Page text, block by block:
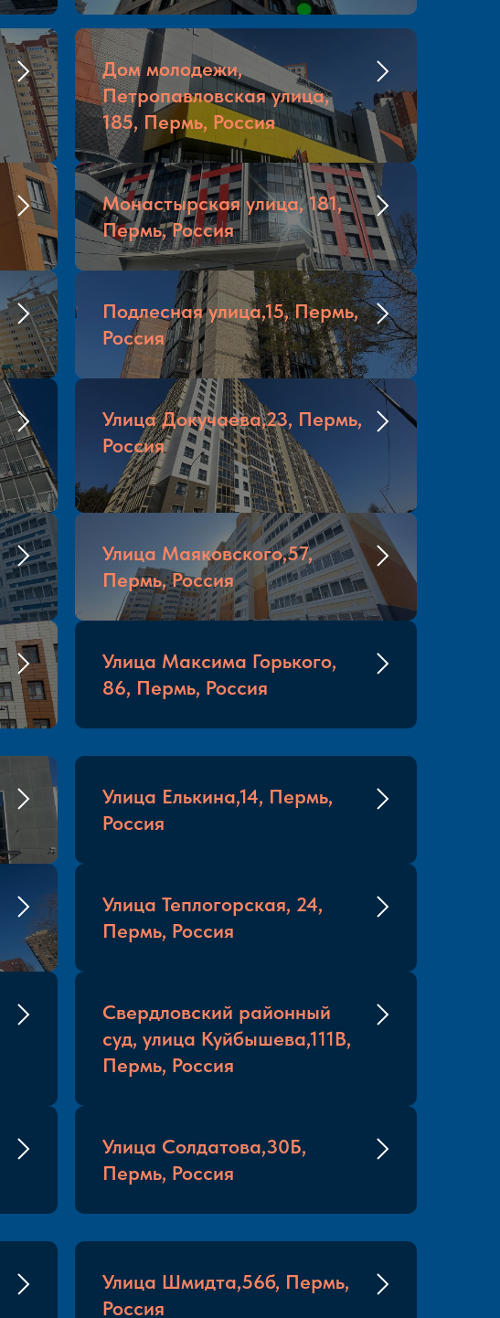
Дом молодежи,
Петропавловская улица,
185, Пермь, Россия
Монастырская улица, 181,
Пермь, Россия
Подлесная улица,15, Пермь,
Россия
Улица Докучаева,23, Пермь,
Россия
Улица Маяковского,57,
Пермь, Россия
Улица Максима Горького,
86, Пермь, Россия
Улица Елькина,14, Пермь,
Россия
Улица Теплогорская, 24,
Пермь, Россия
Свердловский районный
суд, улица Куйбышева,111В,
Пермь, Россия
Улица Солдатова,30Б,
Пермь, Россия
Улица Шмидта,56б, Пермь,
Россия